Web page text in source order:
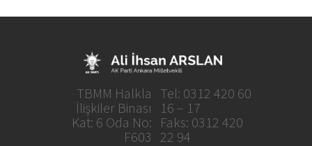
Tel: 0312 420 60
16 – 17
Faks: 0312 420
22 94
TBMM Halkla
İlişkiler Binası
Kat: 6 Oda No:
F603